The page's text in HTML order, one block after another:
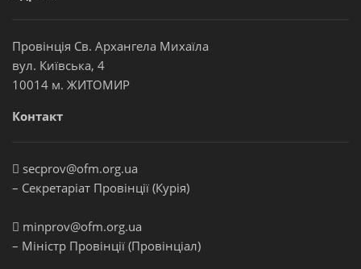
Провінція Св. Архангела Михаїла
вул. Київська, 4
10014 м. ЖИТОМИР
Контакт
secprov@ofm.org.ua
– Секретаріат Провінції (Курія)
minprov@ofm.org.ua
– Міністр Провінції (Провінціал)